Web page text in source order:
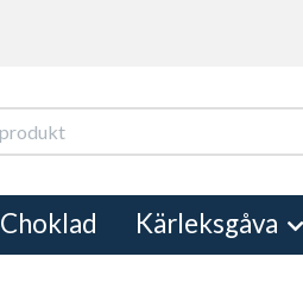
Choklad Kärleksgåva